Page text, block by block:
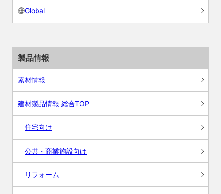
Global
製品情報
素材情報
建材製品情報 総合TOP
住宅向け
公共・商業施設向け
リフォーム